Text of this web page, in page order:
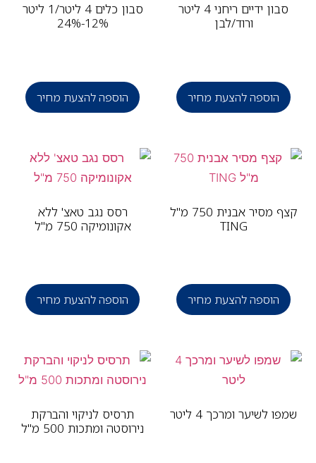
סבון ידיים ריחני 4 ליטר
ורוד/לבן
הוספה להצעת מחיר
סבון כלים 4 ליטר/1 ליטר
הוספה להצעת מחיר
קצף מסיר אבנית 750 מ"ל
TING
הוספה להצעת מחיר
רסס נגב טאצ' ללא
אקונומיקה 750 מ"ל
הוספה להצעת מחיר
לשיער ומרכך 4 ליטר
תרסיס לניקוי והברקת
נירוסטה ומתכות 500 מ"ל